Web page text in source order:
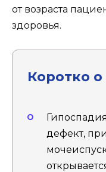
от возраста
здоровья.
Коротко
дефект,